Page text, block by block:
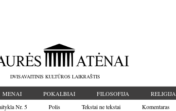
DVISAVAITINIS KULTŪROS LAIKRAŠTIS
MENAI POKALBIAI FILOSOFIJA RELIGIJA
Nr. 5 Polis Tekstai ne tekstai Komentaras